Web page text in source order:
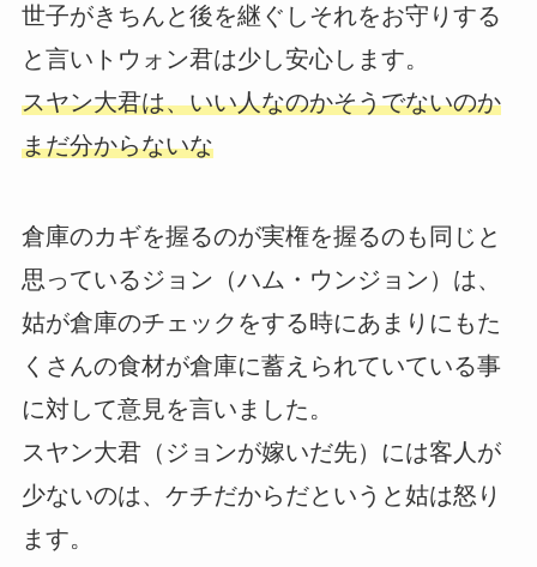
世子がきちんと後を継ぐしそれをお守りする
と言いトウォン君は少し安心します。
スヤン大君は、いい人なのかそうでないのか
まだ分からないな
倉庫のカギを握るのが実権を握るのも同じと
思っているジョン（ハム・ウンジョン）は、
姑が倉庫のチェックをする時にあまりにもた
くさんの食材が倉庫に蓄えられていている事
に対して意見を言いました。
スヤン大君（ジョンが嫁いだ先）には客人が
少ないのは、ケチだからだというと姑は怒り
ます。